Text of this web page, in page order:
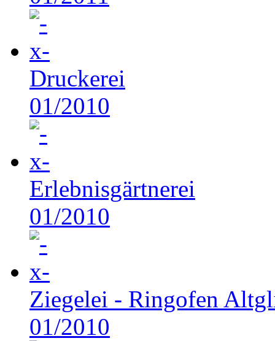
Druckerei
01/2010
Erlebnisgärtnerei
01/2010
Ziegelei - Ringofen
01/2010